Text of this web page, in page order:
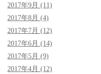
2017年9月 (11)
2017年8月 (4)
2017年7月 (12)
2017年6月 (14)
2017年5月 (9)
2017年4月 (12)